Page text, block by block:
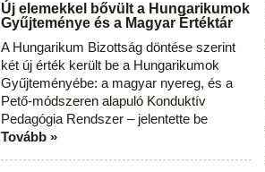
Új elemekkel bővült a Hungarikumok
Gyűjteménye és a Magyar Értéktár
A Hungarikum Bizottság döntése szerint
két új érték került be a Hungarikumok
Gyűjteményébe: a magyar nyereg, és a
Pető-módszeren alapuló Konduktív
Pedagógia Rendszer – jelentette be
Tovább »